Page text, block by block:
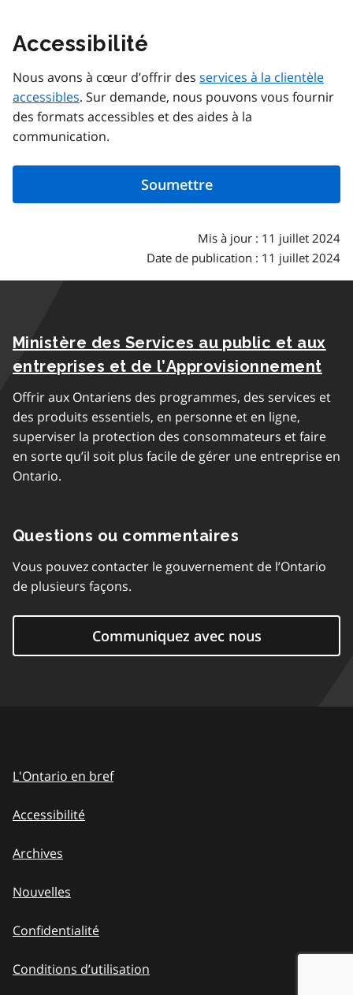
Accessibilité
Nous avons à cœur d’offrir des services à la clientèle
accessibles. Sur demande, nous pouvons vous fournir
des formats accessibles et des aides à la
communication.
Mis à jour : 11 juillet 2024
Date de publication : 11 juillet 2024
Ministère des Services au public et aux
entreprises et de l’Approvisionnement
Offrir aux Ontariens des programmes, des services et
des produits essentiels, en personne et en ligne,
superviser la protection des consommateurs et faire
en sorte qu’il soit plus facile de gérer une entreprise en
Ontario.
Questions ou commentaires
Vous pouvez contacter le gouvernement de l’Ontario
de plusieurs façons.
Communiquez avec nous
L'Ontario en bref
Accessibilité
Archives
Nouvelles
Confidentialité
Conditions d’utilisation